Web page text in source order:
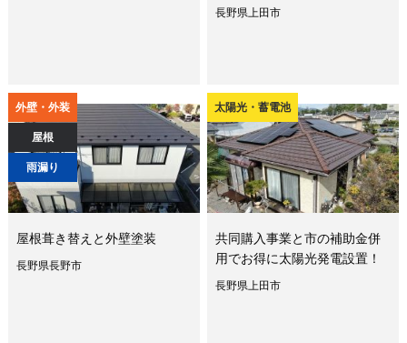
長野県上田市
外壁・外装
屋根
雨漏り
屋根葺き替えと外壁塗装
長野県長野市
太陽光・蓄電池
共同購入事業と市の補助金併
用でお得に太陽光発電設置！
長野県上田市